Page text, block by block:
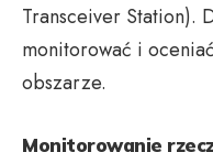
Transceiver Station).
monitorować i
obszarze.
Monitorowanie